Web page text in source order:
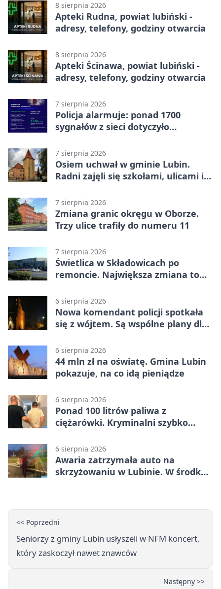
8 sierpnia 2026
Apteki Rudna, powiat lubiński -
adresy, telefony, godziny otwarcia
8 sierpnia 2026
Apteki Ścinawa, powiat lubiński -
adresy, telefony, godziny otwarcia
7 sierpnia 2026
Policja alarmuje: ponad 1700
sygnałów z sieci dotyczyło
7 sierpnia 2026
Osiem uchwał w gminie Lubin.
Radni zajęli się szkołami, ulicami i
7 sierpnia 2026
Zmiana granic okręgu w Oborze.
Trzy ulice trafiły do numeru 11
7 sierpnia 2026
Świetlica w Składowicach po
remoncie. Największa zmiana to
6 sierpnia 2026
Nowa komendant policji spotkała
się z wójtem. Są wspólne plany dla
6 sierpnia 2026
44 mln zł na oświatę. Gmina Lubin
pokazuje, na co idą pieniądze
6 sierpnia 2026
Ponad 100 litrów paliwa z
ciężarówki. Kryminalni szybko
6 sierpnia 2026
Awaria zatrzymała auto na
skrzyżowaniu w Lubinie. W środku
<< Poprzedni
Seniorzy z gminy Lubin usłyszeli w NFM koncert,
który zaskoczył nawet znawców
Następny >>